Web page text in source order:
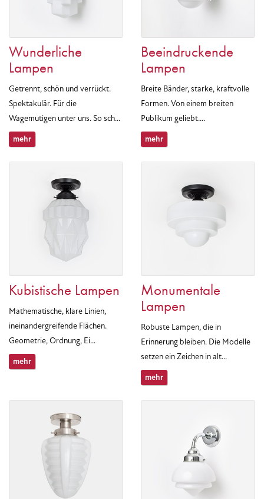
Wunderliche
Lampen
Getrennt, schön und verrückt.
Spektakulär. Für die
Wagemutigen unter uns. So sch...
mehr
Beeindruckende
Lampen
Breite Bänder, starke, kraftvolle
Formen. Von einem breiten
Publikum geliebt....
mehr
Kubistische Lampen
Mathematische, klare Linien,
ineinandergreifende Flächen.
Geometrie, Ordnung, Ei...
mehr
Monumentale
Lampen
Robuste Lampen, die in
Erinnerung bleiben. Die Modelle
setzen ein Zeichen in alt...
mehr